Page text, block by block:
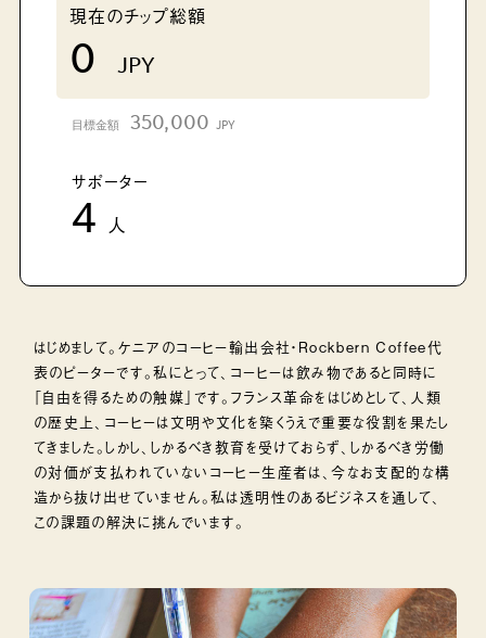
現在のチップ総額
0 JPY
目標金額 350,000 JPY
サポーター
4 人
はじめまして。ケニアのコーヒー輸出会社・Rockbern Coffee代
表のピーターです。私にとって、コーヒーは飲み物であると同時に
「自由を得るための触媒」です。フランス革命をはじめとして、人類
の歴史上、コーヒーは文明や文化を築くうえで重要な役割を果たし
てきました。しかし、しかるべき教育を受けておらず、しかるべき労働
の対価が支払われていないコーヒー生産者は、今なお支配的な構
造から抜け出せていません。私は透明性のあるビジネスを通して、
この課題の解決に挑んでいます。